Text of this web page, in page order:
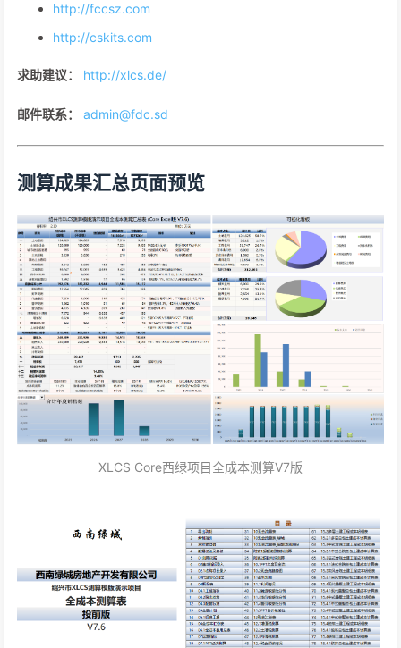
http://fccsz.com
http://cskits.com
求助建议： http://xlcs.de/
邮件联系： admin@fdc.sd
测算成果汇总页面预览
XLCS Core西绿项目全成本测算V7版